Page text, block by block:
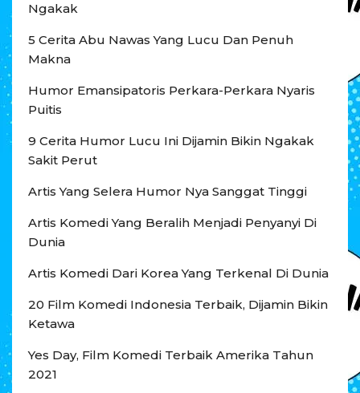
Ngakak
5 Cerita Abu Nawas Yang Lucu Dan Penuh
Makna
Humor Emansipatoris Perkara-Perkara Nyaris
Puitis
9 Cerita Humor Lucu Ini Dijamin Bikin Ngakak
Sakit Perut
Artis Yang Selera Humor Nya Sanggat Tinggi
Artis Komedi Yang Beralih Menjadi Penyanyi Di
Dunia
Artis Komedi Dari Korea Yang Terkenal Di Dunia
20 Film Komedi Indonesia Terbaik, Dijamin Bikin
Ketawa
Yes Day, Film Komedi Terbaik Amerika Tahun
2021